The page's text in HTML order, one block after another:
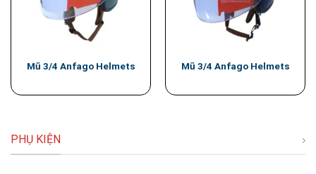
Mũ 3/4 Anfago Helmets Mũ 3/4 Anfago Helmets
PHỤ KIỆN